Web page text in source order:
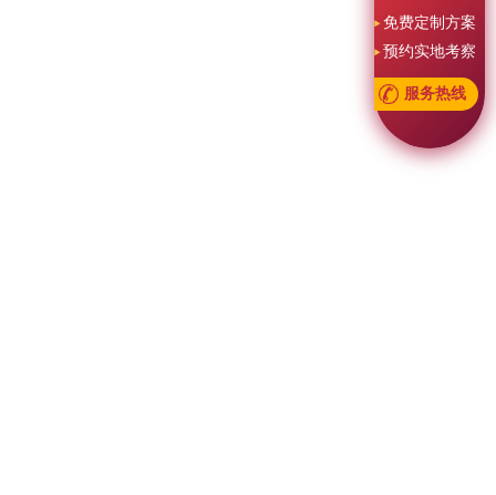
免费定制方案
预约实地考察
服务热线